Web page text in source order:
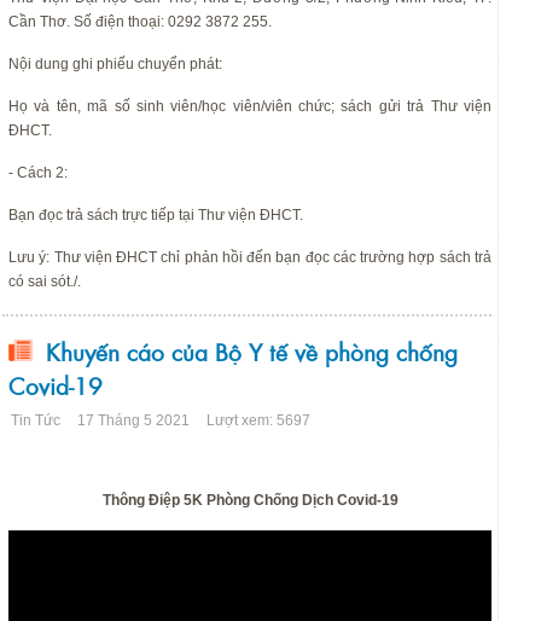
Cần Thơ. Số điện thoại: 0292 3872 255.
Nội dung ghi phiếu chuyển phát:
Họ và tên, mã số sinh viên/học viên/viên chức; sách gửi trả Thư viện
ĐHCT.
- Cách 2:
Bạn đọc trả sách trực tiếp tại Thư viện ĐHCT.
Lưu ý: Thư viện ĐHCT chỉ phản hồi đến bạn đọc các trường hợp sách trả
có sai sót./.
Khuyến cáo của Bộ Y tế về phòng chống
Covid-19
Tin Tức 17 Tháng 5 2021 Lượt xem: 5697
Thông Điệp 5K Phòng Chống Dịch Covid-19